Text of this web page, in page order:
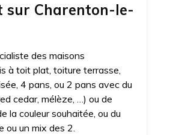
sur Charenton-le-
des maisons
à toit plat, toiture terrasse,
4 pans, ou 2 pans avec du
cedar, mélèze, …) ou de
la couleur souhaitée, ou du
ou un mix des 2.